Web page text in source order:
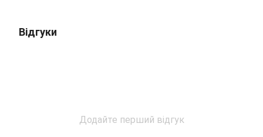
Відгуки
Додайте перший відгук